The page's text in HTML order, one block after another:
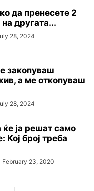
да пренесете 2
другата...
28, 2024
закопуваш
а ме откопуваш
28, 2024
ќе ја решат само
Кој број треба
February 23, 2020